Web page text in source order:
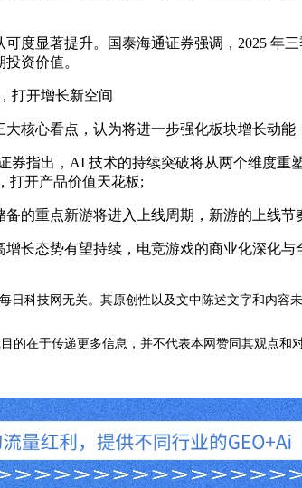
显著提升。国泰海通证券强调，2025 年
资价值。
开增长新空间
心看点，认为将进一步强化板块增长动能
券指出，AI 技术的持续突破将从两个维度
打开产品价值天花板;
备的重点新游将进入上线周期，新游的上线
长态势有望持续，电竞游戏的商业化深化
日科技网无关。其原创性以及文中陈述文字和内
在于传递更多信息，并不代表本网赞同其观点